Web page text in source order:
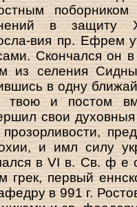
в защиту
вия пр. Ефрем
Скончался он
из селения
в одну
твою и постом
свои
и имл силу
в VI в. Св. ф е
грек, первый
в 991 г.